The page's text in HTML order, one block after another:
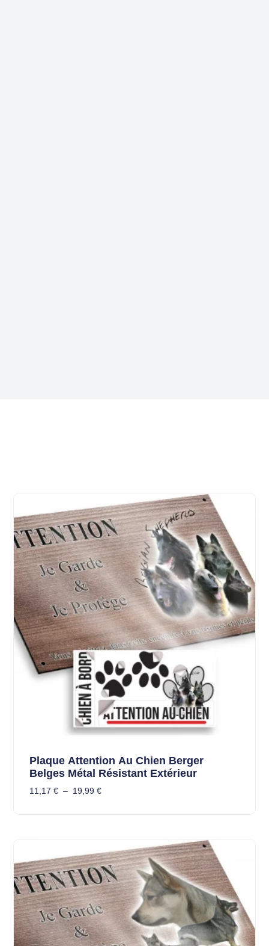
Plaque Attention Au Chien Berger
Belges Métal Résistant Extérieur
11,17 € – 19,99 €